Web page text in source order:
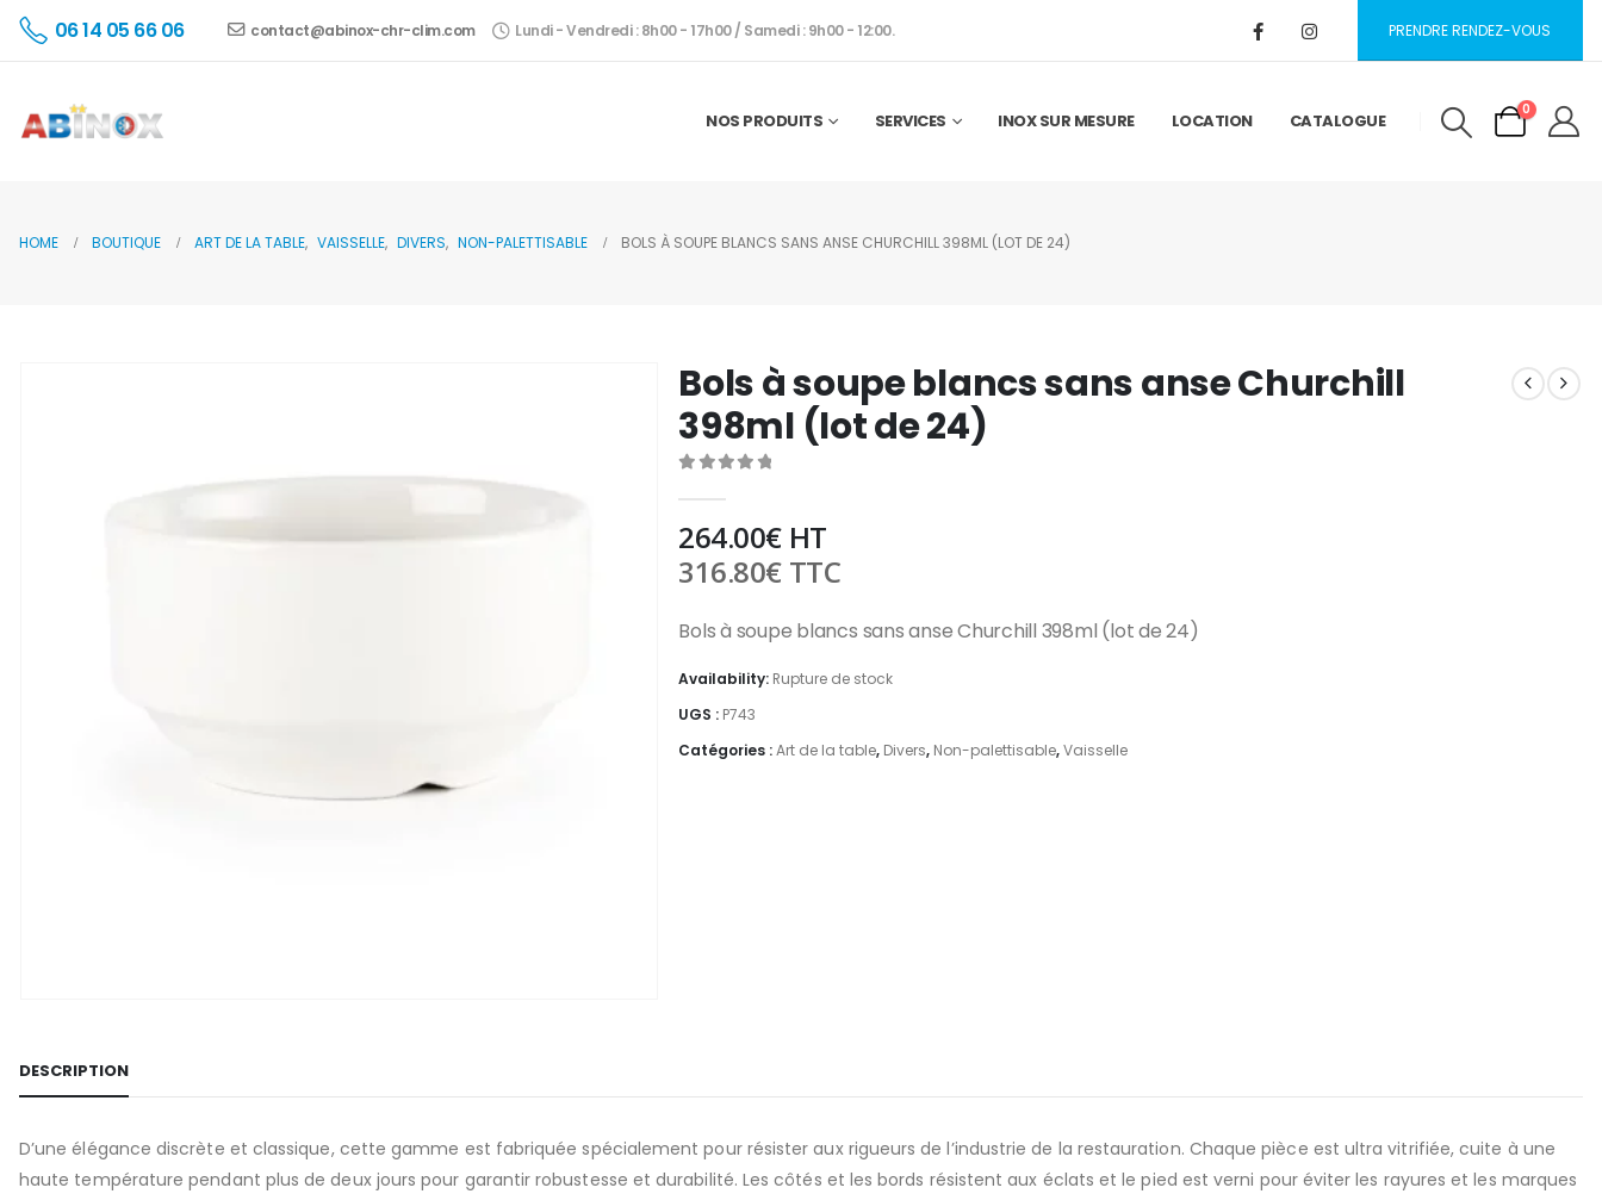
06 14 05 66 06 contact@abinox-chr-clim.com Lundi - Vendredi : 8h00 - 17h00 / Samedi : 9h00 - 12:00. PRENDRE RENDEZ-VOUS
NOS PRODUITS SERVICES INOX SUR MESURE LOCATION CATALOGUE
0
HOME BOUTIQUE ART DE LA TABLE, VAISSELLE, DIVERS, NON-PALETTISABLE BOLS À SOUPE BLANCS SANS ANSE CHURCHILL 398ML (LOT DE 24)
Bols à soupe blancs sans anse Churchill
398ml (lot de 24)
264.00€HT
316.80€TTC
Bols à soupe blancs sans anse Churchill 398ml (lot de 24)
Availability: Rupture de stock
UGS : P743
Catégories :Art de la table, Divers, Non-palettisable,Vaisselle
DESCRIPTION
D’une élégance discrète et classique, cette gamme est fabriquée spécialement pour résister aux rigueurs de l’industrie de la restauration. Chaque pièce est ultra vitrifiée, cuite à une
haute température pendant plus de deux jours pour garantir robustesse et durabilité. Les côtés et les bords résistent aux éclats et le pied est verni pour éviter les rayures et les marques